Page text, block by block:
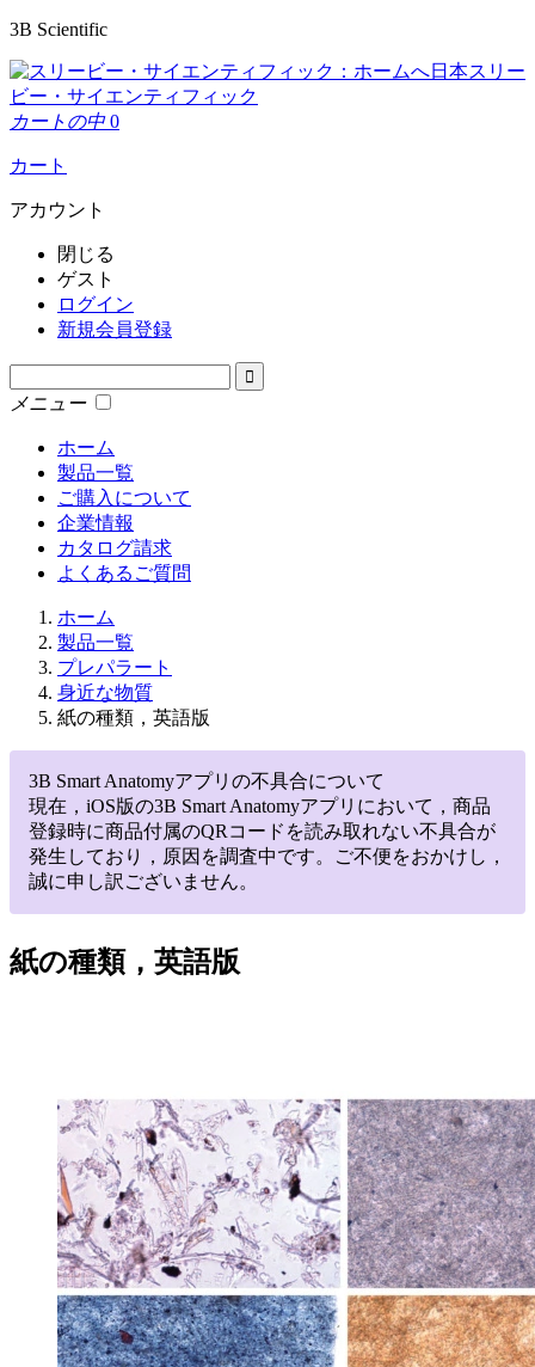
3B Scientific
日本スリー
ビー・サイエンティフィック
カートの中 0
カート
アカウント
閉じる
ゲスト
ログイン
新規会員登録
メニュー
ホーム
製品一覧
ご購入について
企業情報
カタログ請求
よくあるご質問
ホーム
製品一覧
プレパラート
身近な物質
紙の種類，英語版
3B Smart Anatomyアプリの不具合について
現在，iOS版の3B Smart Anatomyアプリにおいて，商品
登録時に商品付属のQRコードを読み取れない不具合が
発生しており，原因を調査中です。ご不便をおかけし，
誠に申し訳ございません。
紙の種類，英語版